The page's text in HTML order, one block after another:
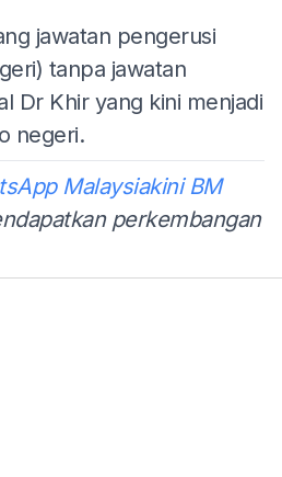
jawatan pengerusi
tanpa jawatan
Dr Khir yang kini menjadi
negeri.
Malaysiakini BM
perkembangan